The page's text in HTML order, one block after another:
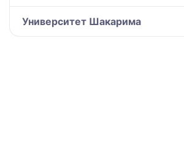
Университет Шакарима